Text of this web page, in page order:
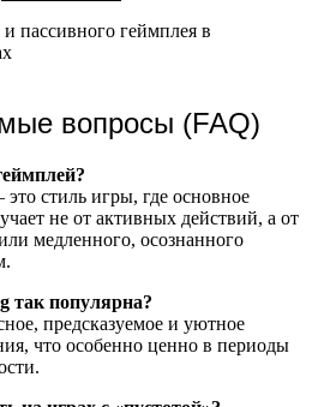
вопросы (FAQ)
стиль игры, где основное
не от активных действий, а от
медленного, осознанного
так популярна?
предсказуемое и уютное
что особенно ценно в периоды